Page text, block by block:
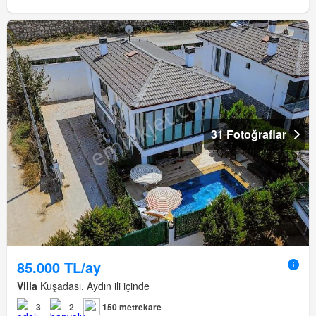
31 Fotoğraflar
85.000 TL/ay
Villa Kuşadası, Aydın ili içinde
3 2 150 metrekare